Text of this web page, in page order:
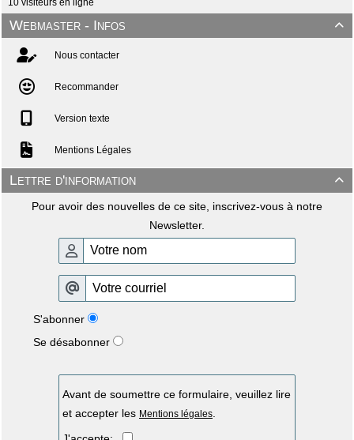

Webmaster - Infos
Nous contacter
Recommander
Version texte
Mentions Légales

Lettre d'information
Pour avoir des nouvelles de ce site, inscrivez-vous à notre
Newsletter.
S'abonner
Se désabonner
Avant de soumettre ce formulaire, veuillez lire
et accepter les Mentions légales